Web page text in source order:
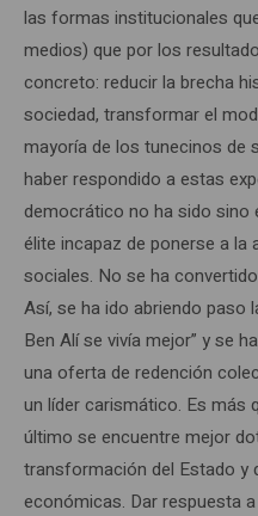
las formas institucionales
medios) que por los
concreto: reducir la brecha
sociedad, transformar el
mayoría de los tunecinos de
haber respondido a estas
democrático no ha sido sino
élite incapaz de ponerse a la
sociales. No se ha
Así, se ha ido abriendo paso
Ben Alí se vivía mejor” y se
una oferta de redención
un líder carismático. Es más
último se encuentre mejor
transformación del Estado y
económicas. Dar respuesta